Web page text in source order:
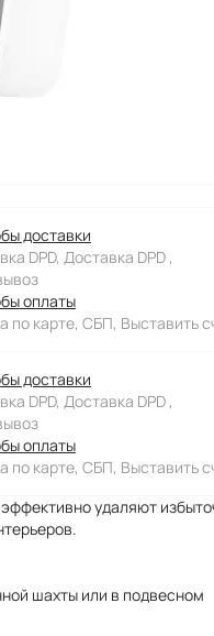
доставки
DPD, Доставка DPD ,
оплаты
по карте, СБП, Выставить
доставки
DPD, Доставка DPD ,
оплаты
по карте, СБП, Выставить
удаляют
шахты или в подвесном